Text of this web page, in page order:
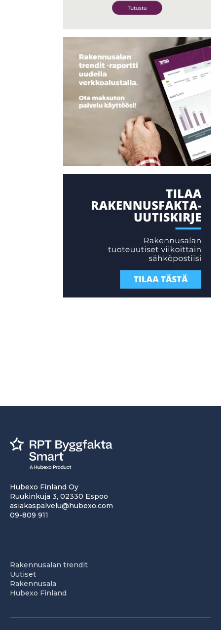
Hubexo Finland Oy
Ruukinkuja 3, 02330 Espoo
asiakaspalvelu@hubexo.com
09-809 911
Rakennusalan trendit
Uutiset
Rakennusala
Hubexo Finland